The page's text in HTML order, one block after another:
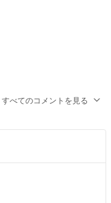
うか
ませんでした。使用回数
す。ご検討の程宜しくお
すべてのコメントを見る